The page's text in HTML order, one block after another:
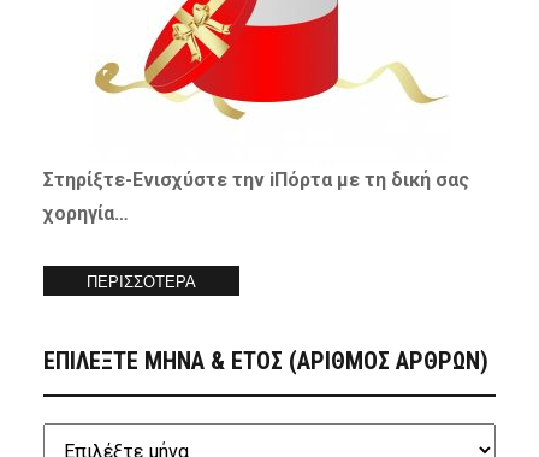
Στηρίξτε- Ενισχύστετην iΠόρτα με τη δική σας
χορηγία…
ΠΕΡΙΣΣΟΤΕΡΑ
ΕΠΙΛΕΞΤΕ ΜΗΝΑ & ΕΤΟΣ (ΑΡΙΘΜΟΣ ΑΡΘΡΩΝ)